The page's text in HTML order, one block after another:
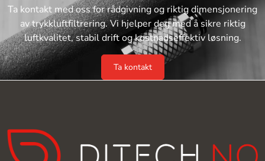
Ta kontakt med oss for rådgivning og riktig dimensjonering
av trykkluftfiltrering. Vi hjelper deg med å sikre riktig
luftkvalitet, stabil drift og kostnadseffektiv løsning.
Ta kontakt